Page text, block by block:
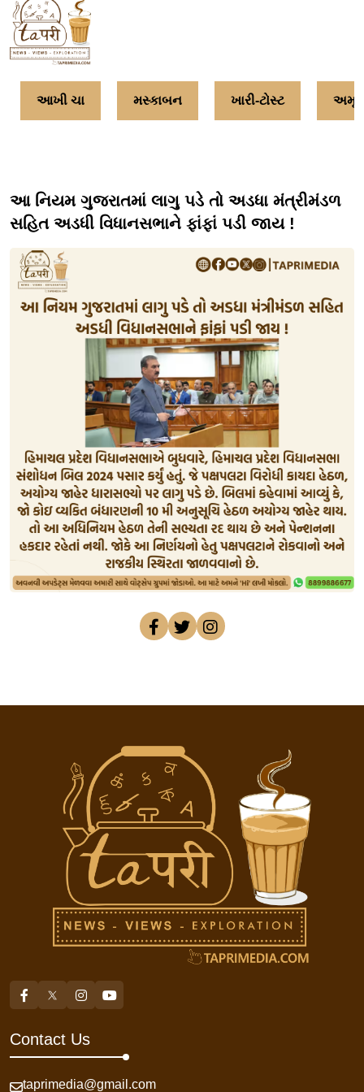
આખી ચા મસ્કાબન ખારી-ટોસ્ટ
આ નિયમ ગુજરાતમાં લાગુ પડે તો અડધા મંત્રીમંડળ
સહિત અડધી વિધાનસભાને ફાંફાં પડી જાય !
Contact Us
taprimedia@gmail.com